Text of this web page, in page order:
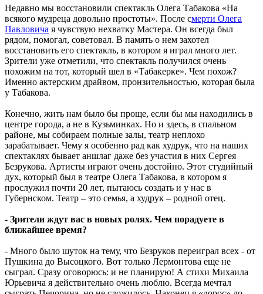
Недавно мы восстановили спектакль Олега Табакова «На
всякого мудреца довольно простоты». После смерти Олега
Павловича я чувствую нехватку Мастера. Он всегда был
рядом, помогал, советовал. В память о нем захотел
восстановить его спектакль, в котором я играл много лет.
Зрители уже отметили, что спектакль получился очень
похожим на тот, который шел в «Табакерке». Чем похож?
Именно актерским драйвом, пронзительностью, которая была
у Табакова.
Конечно, жить нам было бы проще, если бы мы находились в
центре города, а не в Кузьминках. Но и здесь, в спальном
районе, мы собираем полные залы, театр неплохо
зарабатывает. Чему я особенно рад как худрук, что на наших
спектаклях бывает аншлаг даже без участия в них Сергея
Безрукова. Артисты играют очень достойно. Этот студийный
дух, который был в театре Олега Табакова, в котором я
прослужил почти 20 лет, пытаюсь создать и у нас в
Губернском. Театр – это семья, а худрук – родной отец.
- Зрители ждут вас в новых ролях. Чем порадуете в
ближайшее время?
- Много было шуток на тему, что Безруков переиграл всех - от
Пушкина до Высоцкого. Вот только Лермонтова еще не
сыграл. Сразу оговорюсь: и не планирую! А стихи Михаила
Юрьевича я действительно очень люблю. Всегда мечтал